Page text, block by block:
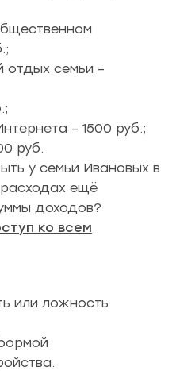
отдых семьи –
– 1500 руб.;
руб.
у семьи Ивановых в
ещё
доходов?
ко всем
или ложность